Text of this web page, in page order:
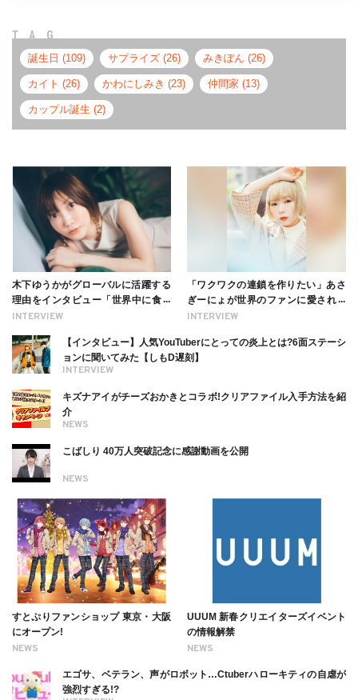
TAG
誕生日 (109) サプライズ (26) みきぽん (26)
カイト (26) かわにしみき (23) 仲間家 (13)
カップル誕生 (2)
INTERVIEW
木下ゆうかがグローバルに活躍する
理由をインタビュー「世界中に食べ
る幸せを伝えたい」新事務所加入に
INTERVIEW
「ワクワクの連鎖を作りたい」あさ
ぎーにょが世界のファンに愛される
理由【インタビュー】
INTERVIEW
【インタビュー】人気YouTuberにとっての炎上とは?6面ステーシ
ョンに聞いてみた【しもD遅刻】
NEWS
キズナアイがチーズおかきとコラボ!クリアファイル入手方法を紹
介
NEWS
こばしり 40万人突破記念に感謝動画を公開
NEWS
すとぷりファンショップ 東京・大阪
にオープン!
NEWS
UUUM 新春クリエイターズイベント
の情報解禁
エゴサ、ベテラン、声がロボット…Ctuberハローキティの自虐が
強烈すぎる!?